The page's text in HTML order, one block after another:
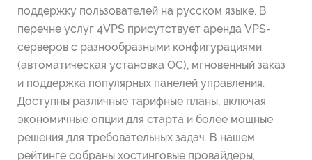
поддержку пользователей на русском языке. В
перечне услуг 4VPS присутствует аренда VPS-
серверов с разнообразными конфигурациями
(автоматическая установка ОС), мгновенный заказ
и поддержка популярных панелей управления.
Доступны различные тарифные планы, включая
экономичные опции для старта и более мощные
решения для требовательных задач. В нашем
рейтинге собраны хостинговые провайдеры,